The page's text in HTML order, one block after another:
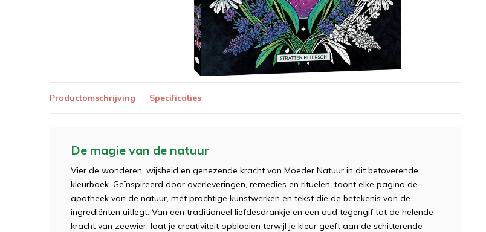
Productomschrijving Specificaties
De magie van de natuur
Vier de wonderen, wijsheid en genezende kracht van Moeder Natuur in dit betoverende
kleurboek. Geïnspireerd door overleveringen, remedies en rituelen, toont elke pagina de
apotheek van de natuur, met prachtige kunstwerken en tekst die de betekenis van de
ingrediënten uitlegt. Van een traditioneel liefdesdrankje en een oud tegengif tot de helende
kracht van zeewier, laat je creativiteit opbloeien terwijl je kleur geeft aan de schitterende